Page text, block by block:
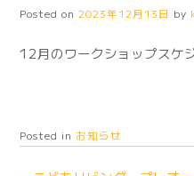
Posted on2023年12月13日 by
12月のワークショップスケ
Posted in お知らせ